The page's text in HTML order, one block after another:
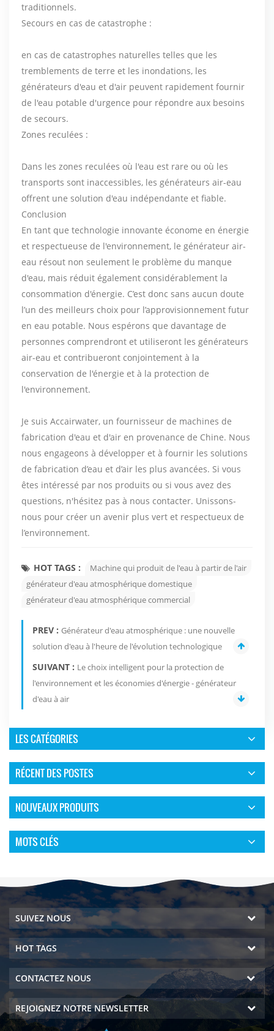
traditionnels.
Secours en cas de catastrophe :
en cas de catastrophes naturelles telles que les
tremblements de terre et les inondations, les
générateurs d'eau et d'air peuvent rapidement fournir
de l'eau potable d'urgence pour répondre aux besoins
de secours.
Zones reculées :
Dans les zones reculées où l'eau est rare ou où les
transports sont inaccessibles, les générateurs air-eau
offrent une solution d'eau indépendante et fiable.
Conclusion
En tant que technologie innovante économe en énergie
et respectueuse de l'environnement, le générateur air-
eau résout non seulement le problème du manque
d'eau, mais réduit également considérablement la
consommation d'énergie. C’est donc sans aucun doute
l’un des meilleurs choix pour l’approvisionnement futur
en eau potable. Nous espérons que davantage de
personnes comprendront et utiliseront les générateurs
air-eau et contribueront conjointement à la
conservation de l'énergie et à la protection de
l'environnement.
Je suis Accairwater, un fournisseur de machines de
fabrication d'eau et d'air en provenance de Chine. Nous
nous engageons à développer et à fournir les solutions
de fabrication d’eau et d’air les plus avancées. Si vous
êtes intéressé par nos produits ou si vous avez des
questions, n'hésitez pas à nous contacter. Unissons-
nous pour créer un avenir plus vert et respectueux de
l’environnement.
HOT TAGS :
Machine qui produit de l'eau à partir de l'air
générateur d'eau atmosphérique domestique
générateur d'eau atmosphérique commercial
PREV : Générateur d'eau atmosphérique : une nouvelle
solution d'eau à l'heure de l'évolution technologique
SUIVANT : Le choix intelligent pour la protection de
l'environnement et les économies d'énergie - générateur
d'eau à air
LES CATÉGORIES
RÉCENT DES POSTES
NOUVEAUX PRODUITS
MOTS CLÉS
SUIVEZ NOUS
HOT TAGS
CONTACTEZ NOUS
REJOIGNEZ NOTRE NEWSLETTER